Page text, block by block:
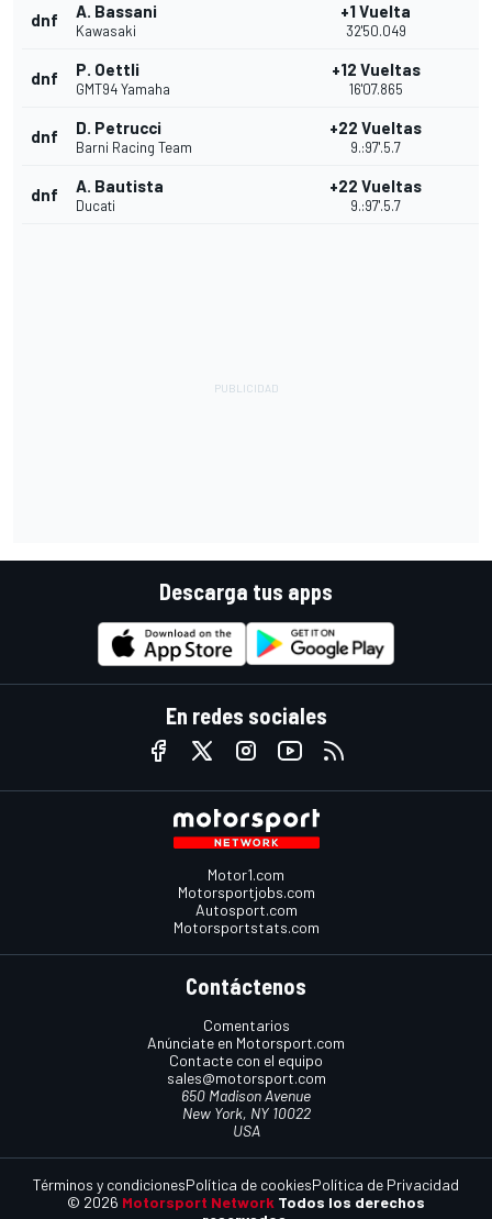
dnf A. Bassani
Kawasaki
+1 Vuelta
32'50.049
dnf P. Oettli
GMT94 Yamaha
+12 Vueltas
16'07.865
dnf D. Petrucci
Barni Racing Team
+22 Vueltas
9.:97'.5.7
dnf A. Bautista
Ducati
+22 Vueltas
9.:97'.5.7
Descarga tus apps
En redes sociales
Motor1.com
Motorsportjobs.com
Autosport.com
Motorsportstats.com
Contáctenos
Comentarios
Anúnciate en Motorsport.com
Contacte con el equipo
sales@motorsport.com
650 Madison Avenue
New York, NY 10022
USA
© 2026 Motorsport Network Todos los derechos
Términos y condicionesPolítica de cookiesPolítica de Privacidad